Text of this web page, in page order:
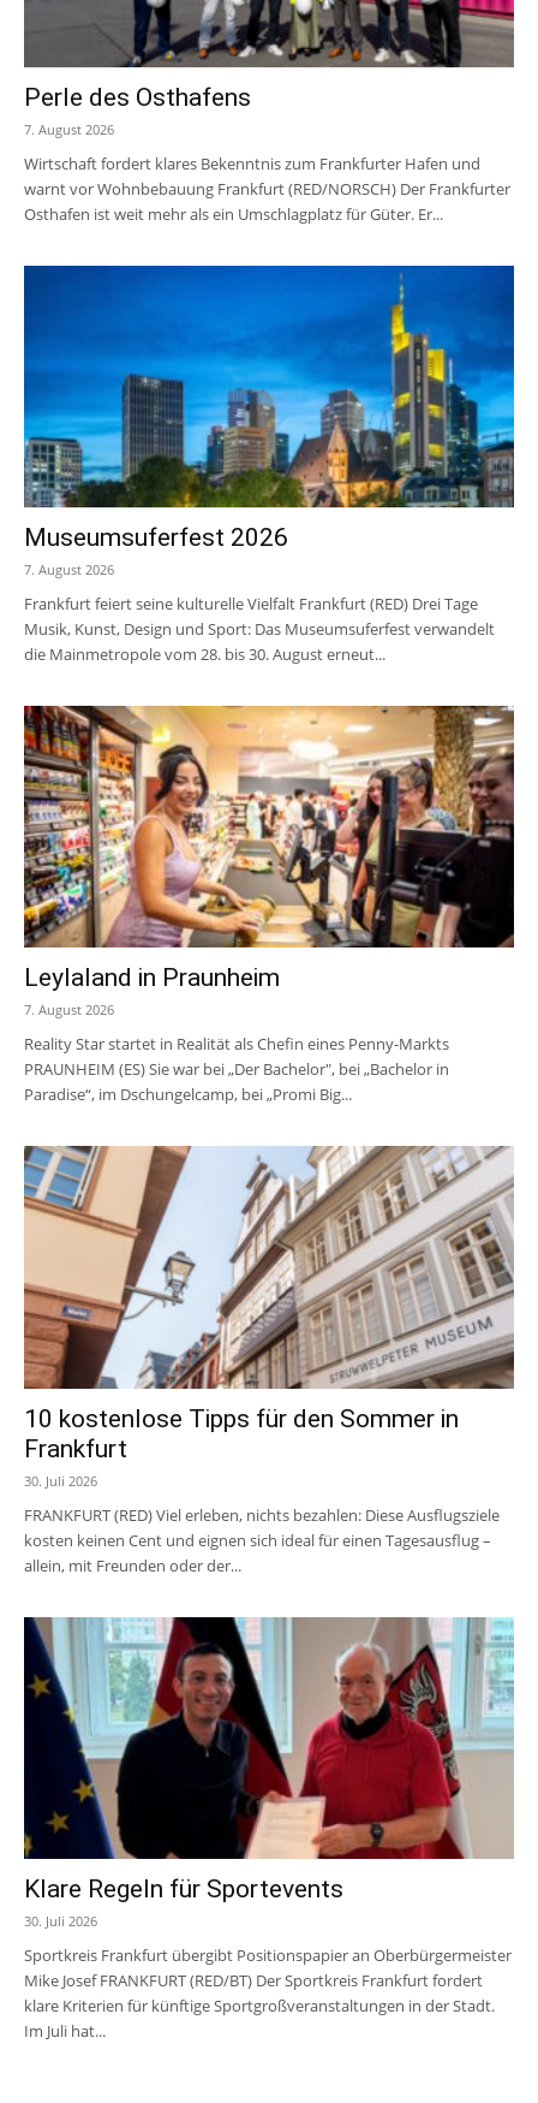
Perle des Osthafens
7. August 2026
Wirtschaft fordert klares Bekenntnis zum Frankfurter Hafen und
warnt vor Wohnbebauung Frankfurt (RED/NORSCH) Der Frankfurter
Osthafen ist weit mehr als ein Umschlagplatz für Güter. Er...
Museumsuferfest 2026
7. August 2026
Frankfurt feiert seine kulturelle Vielfalt Frankfurt (RED) Drei Tage
Musik, Kunst, Design und Sport: Das Museumsuferfest verwandelt
die Mainmetropole vom 28. bis 30. August erneut...
Leylaland in Praunheim
7. August 2026
Reality Star startet in Realität als Chefin eines Penny-Markts
PRAUNHEIM (ES) Sie war bei „Der Bachelor", bei „Bachelor in
Paradise“, im Dschungelcamp, bei „Promi Big...
10 kostenlose Tipps für den Sommer in
Frankfurt
30. Juli 2026
FRANKFURT (RED) Viel erleben, nichts bezahlen: Diese Ausflugsziele
kosten keinen Cent und eignen sich ideal für einen Tagesausflug –
allein, mit Freunden oder der...
Klare Regeln für Sportevents
30. Juli 2026
Sportkreis Frankfurt übergibt Positionspapier an Oberbürgermeister
Mike Josef FRANKFURT (RED/BT) Der Sportkreis Frankfurt fordert
klare Kriterien für künftige Sportgroßveranstaltungen in der Stadt.
Im Juli hat...